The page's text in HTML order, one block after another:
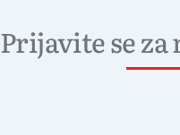
Prijavite se